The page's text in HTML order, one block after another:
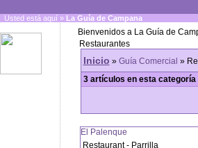
Usted está aquí » La Guía de Campana
Bienvenidos a La Guía de
Restaurantes
Inicio » Guía Comercial »
3 artículos en esta categoría
El Palenque
Restaurant - Parrilla